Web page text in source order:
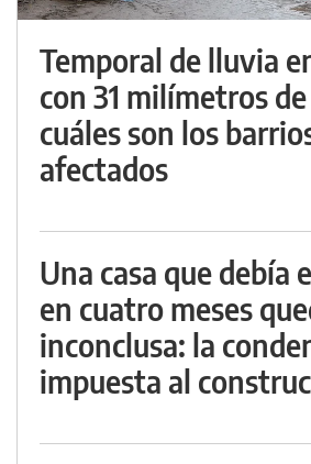
Temporal de lluvia
con 31 milímetros
cuáles son los
afectados
Una casa que debía
en cuatro meses
inconclusa: la
impuesta al